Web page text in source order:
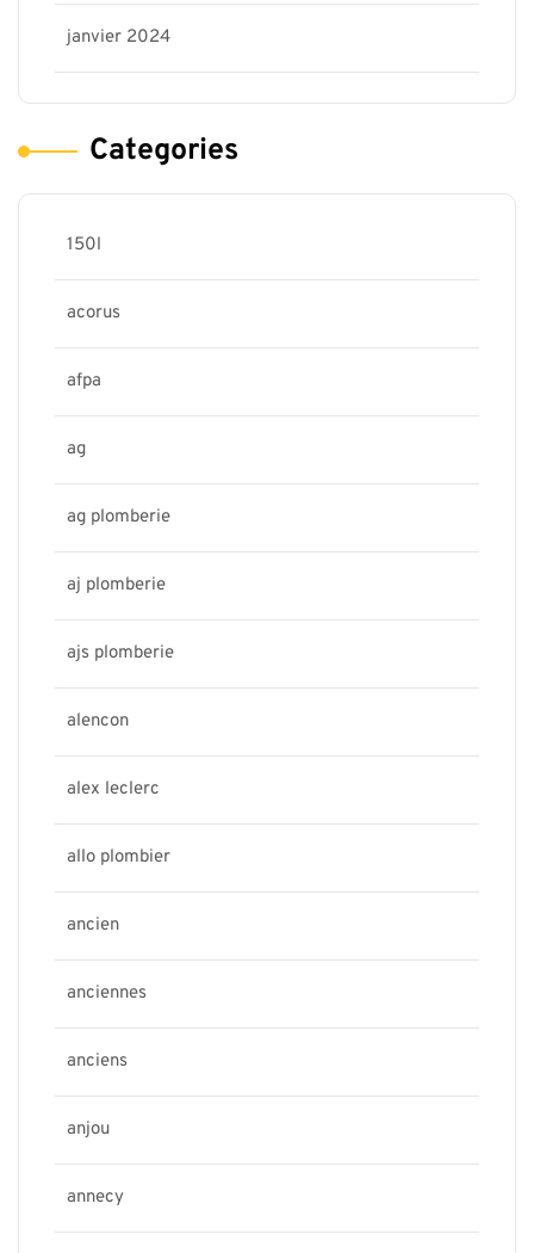
janvier 2024
Categories
150l
acorus
afpa
ag
ag plomberie
aj plomberie
ajs plomberie
alencon
alex leclerc
allo plombier
ancien
anciennes
anciens
anjou
annecy